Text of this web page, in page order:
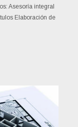
Asesoría integral
Elaboración de